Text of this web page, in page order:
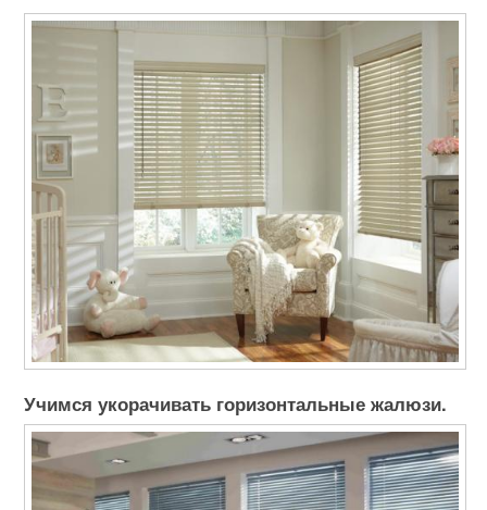
Учимся укорачивать горизонтальные жалюзи.